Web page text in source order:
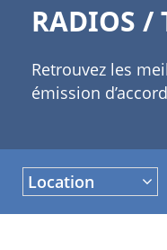
RADIOS /
Retrouvez les
émission
Location